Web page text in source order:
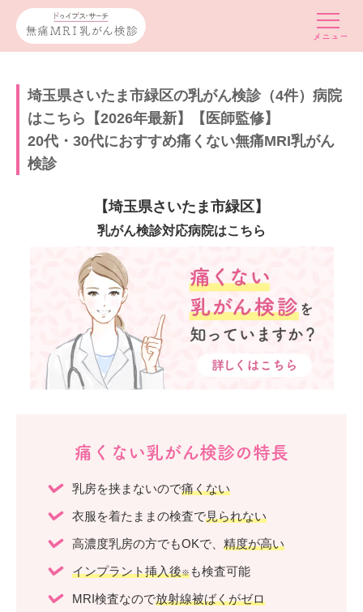
埼玉県さいたま市緑区の乳がん検診（4件）病院
はこちら【2026年最新】【医師監修】
20代・30代におすすめ痛くない無痛MRI乳がん
検診
【埼玉県さいたま市緑区】
乳がん検診対応病院はこちら
痛くない乳がん検診の特長
乳房を挟まないので痛くない
衣服を着たままの検査で見られない
高濃度乳房の方でもOKで、 精度が高い
インプラント挿入後※ も検査可能
MRI検査なので放射線被ばくがゼロ